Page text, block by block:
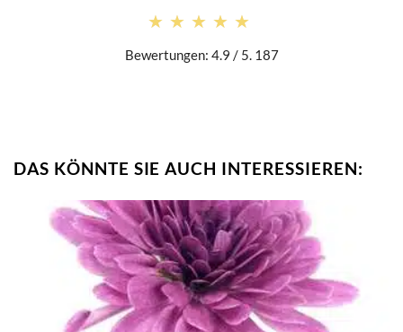
★★★★★
★★★★★
Bewertungen: 4.9 / 5. 187
DAS KÖNNTE SIE AUCH INTERESSIEREN: